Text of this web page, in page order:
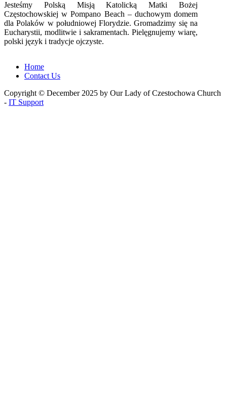
Jesteśmy Polską Misją Katolicką Matki Bożej
Częstochowskiej w Pompano Beach – duchowym domem
dla Polaków w południowej Florydzie. Gromadzimy się na
Eucharystii, modlitwie i sakramentach. Pielęgnujemy wiarę,
polski język i tradycje ojczyste.
Home
Contact Us
Copyright © December 2025 by Our Lady of Czestochowa Church
- IT Support